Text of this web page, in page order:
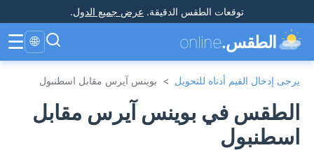
توقعات الطقس الدقيقة. عرض جميع الدول.
الطقس.online
🌐
☰
يرجى إدخال القيم أدناه للتحويل > بوينس آيرس مقابل اسطنبول
الطقس في بوينس آيرس مقابل
اسطنبول